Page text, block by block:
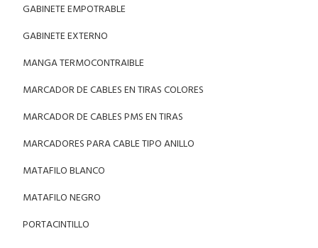
GABINETE EMPOTRABLE
GABINETE EXTERNO
MANGA TERMOCONTRAIBLE
MARCADOR DE CABLES EN TIRAS COLORES
MARCADOR DE CABLES PMS EN TIRAS
MARCADORES PARA CABLE TIPO ANILLO
MATAFILO BLANCO
MATAFILO NEGRO
PORTACINTILLO